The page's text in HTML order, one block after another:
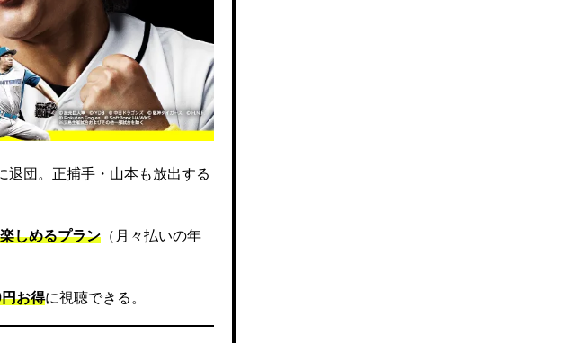
退団。正捕手・山本も放出する
しめるプラン （月々払いの年
お得に視聴できる。